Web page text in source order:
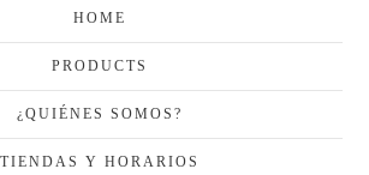
HOME
PRODUCTS
¿QUIÉNES SOMOS?
TIENDAS Y HORARIOS